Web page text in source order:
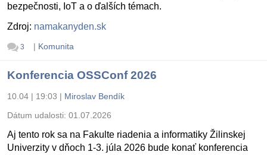
bezpečnosti, IoT a o ďalších témach.
Zdroj: namakanyden.sk
3 | Komunita
Konferencia OSSConf 2026
10.04 | 19:03 | Miroslav Bendík
Dátum udalosti: 01.07.2026
Aj tento rok sa na Fakulte riadenia a informatiky Žilinskej
Univerzity v dňoch 1-3. júla 2026 bude konať konferencia